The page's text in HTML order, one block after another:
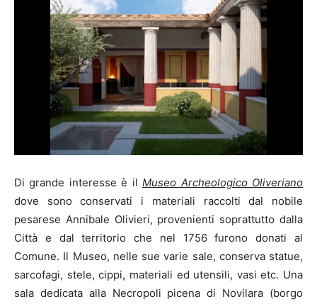
Di grande interesse è ilMuseo Archeologico Oliveriano
dove sono conservati i materiali raccolti dal nobile
pesarese Annibale Olivieri, provenienti soprattutto dalla
Città e dal territorio che nel 1756 furono donati al
Comune. Il Museo, nelle sue varie sale, conserva statue,
sarcofagi, stele, cippi, materiali ed utensili, vasi etc. Una
sala dedicata alla Necropoli picena di Novilara (borgo